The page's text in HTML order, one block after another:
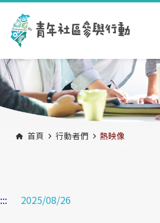
跳到主要內容區塊
首頁 行動者們 熱映像
::: 2025/08/26